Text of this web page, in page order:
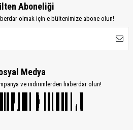
Aboneliği
olmak için e-bültenimize abone olun!
Medya
ve indirimlerden haberdar olun!